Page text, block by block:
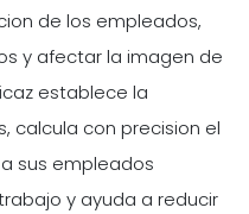
de los empleados,
y afectar la imagen de
establece la
calcula con precision el
sus empleados
y ayuda a reducir